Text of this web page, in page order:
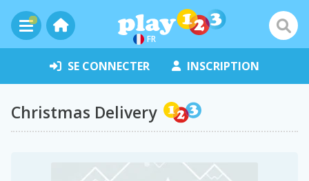
FR
SE CONNECTER INSCRIPTION
Christmas Delivery